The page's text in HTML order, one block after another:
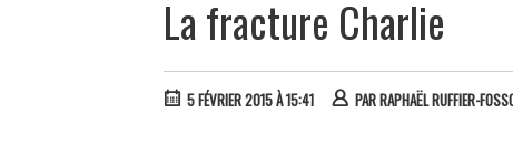
La fracture Charlie
5 FÉVRIER 2015 À 15:41 PARRAPHAËL RUFFIER-